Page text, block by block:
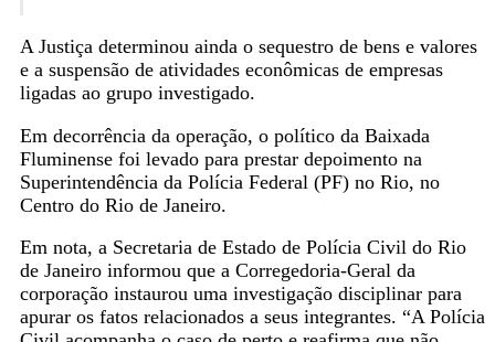
A Justiça determinou ainda o sequestro de bens e valores
e a suspensão de atividades econômicas de empresas
ligadas ao grupo investigado.
Em decorrência da operação, o político da Baixada
Fluminense foi levado para prestar depoimento na
Superintendência da Polícia Federal (PF) no Rio, no
Centro do Rio de Janeiro.
Em nota, a Secretaria de Estado de Polícia Civil do Rio
de Janeiro informou que a Corregedoria-Geral da
corporação instaurou uma investigação disciplinar para
apurar os fatos relacionados a seus integrantes. “A Polícia